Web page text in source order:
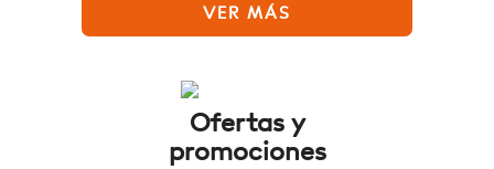
VER MÁS
Ofertas y
promociones